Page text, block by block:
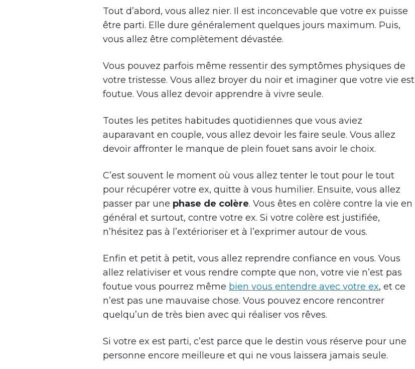
Tout d’abord, vous allez nier. Il est inconcevable que votre ex puisse
être parti. Elle dure généralement quelques jours maximum. Puis,
vous allez être complètement dévastée.
Vous pouvez parfois même ressentir des symptômes physiques de
votre tristesse. Vous allez broyer du noir et imaginer que votre vie est
foutue. Vous allez devoir apprendre à vivre seule.
Toutes les petites habitudes quotidiennes que vous aviez
auparavant en couple, vous allez devoir les faire seule. Vous allez
devoir affronter le manque de plein fouet sans avoir le choix.
C’est souvent le moment où vous allez tenter le tout pour le tout
pour récupérer votre ex, quitte à vous humilier. Ensuite, vous allez
passer par une phase de colère. Vous êtes en colère contre la vie en
général et surtout, contre votre ex. Si votre colère est justifiée,
n’hésitez pas à l’extérioriser et à l’exprimer autour de vous.
Enfin et petit à petit, vous allez reprendre confiance en vous. Vous
allez relativiser et vous rendre compte que non, votre vie n’est pas
foutue vous pourrez même bien vous entendre avec votre ex, et ce
n’est pas une mauvaise chose. Vous pouvez encore rencontrer
quelqu’un de très bien avec qui réaliser vos rêves.
Si votre ex est parti, c’est parce que le destin vous réserve pour une
personne encore meilleure et qui ne vous laissera jamais seule.